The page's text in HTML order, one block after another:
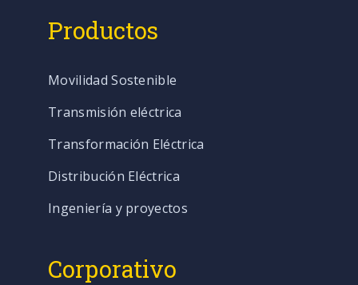
Productos
Movilidad Sostenible
Transmisión eléctrica
Transformación Eléctrica
Distribución Eléctrica
Ingeniería y proyectos
Corporativo